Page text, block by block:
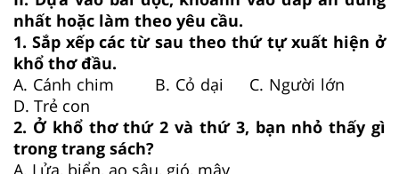
nhất hoặc làm theo yêu cầu.
1. Sắp xếp các từ sau theo thứ tự xuất hiện ở
khổ thơ đầu.
A. Cánh chim B. Cỏ dại C. Người lớn
D. Trẻ con
2. Ở khổ thơ thứ 2 và thứ 3, bạn nhỏ thấy gì
trong trang sách?
A. Lửa, biển, ao sâu, gió, mây